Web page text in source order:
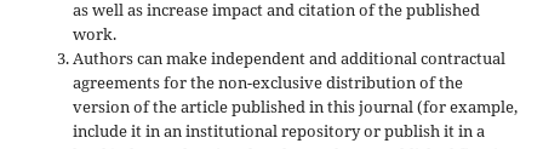
as well as increase impact andcitation of the published
work.
Authors can make independent and additional contractual
agreements for the non-exclusive distribution of the
version of the article published in this journal (for example,
include it in an institutional repository or publish it in a